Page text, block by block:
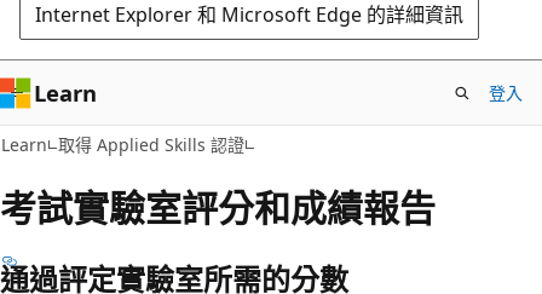
Internet Explorer 和 Microsoft Edge 的詳細資訊
Learn 登入
Learn 取得 Applied Skills 認證
考試實驗室評分和成績報告
通過評定實驗室所需的分數